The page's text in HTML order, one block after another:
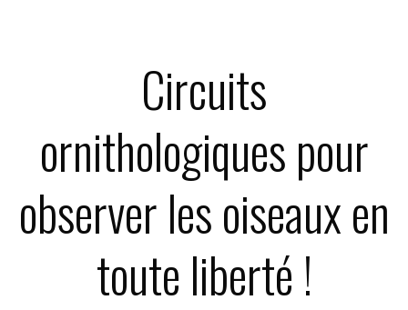
Circuits
ornithologiques pour
observer les oiseaux en
toute liberté !